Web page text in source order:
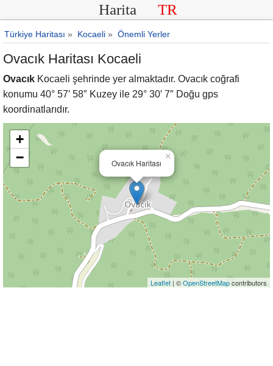
Harita TR
Türkiye Haritası » Kocaeli » Önemli Yerler
Ovacık Haritası Kocaeli
Ovacık Kocaeli şehrinde yer almaktadır. Ovacık coğrafi
konumu 40° 57′ 58″ Kuzey ile 29° 30′ 7″ Doğu gps
koordinatlarıdır.
Ovacık Haritası
×
+
−
Leaflet | ©OpenStreetMapcontributors